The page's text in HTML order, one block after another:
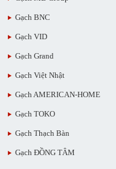
Gạch BNC
Gạch VID
Gạch Grand
Gạch Việt Nhật
Gạch AMERICAN-HOME
Gạch TOKO
Gạch Thạch Bàn
Gạch ĐỒNG TÂM